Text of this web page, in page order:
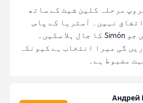
مرحلہ کلین شیٹ کے ساتھ
نہیں۔ آسٹریا کے پاس
ایسے کھلاڑی نہیں جو Simón کا جال ہلا سکیں۔
گی میرا انتخاب ہے کیونکہ
مضبوط ہے۔
Андрей